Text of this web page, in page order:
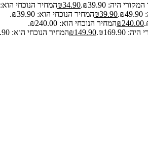
היה: ₪39.90. ₪34.90
המחיר הנוכחי הוא: ₪34.90.
₪39.90
המחיר הנוכחי הוא: ₪39.90.
₪240.00
המחיר הנוכחי הוא: ₪240.00.
₪169.90.
₪149.90
המחיר הנוכחי הוא: ₪149.90.